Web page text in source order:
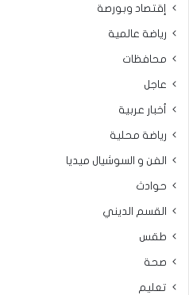
إقتصاد وبورصة
رياضة عالمية
محافظات
عاجل
أخبار عربية
رياضة محلية
الفن و السوشيال ميديا
حوادث
القسم الديني
طقس
صحة
تعليم